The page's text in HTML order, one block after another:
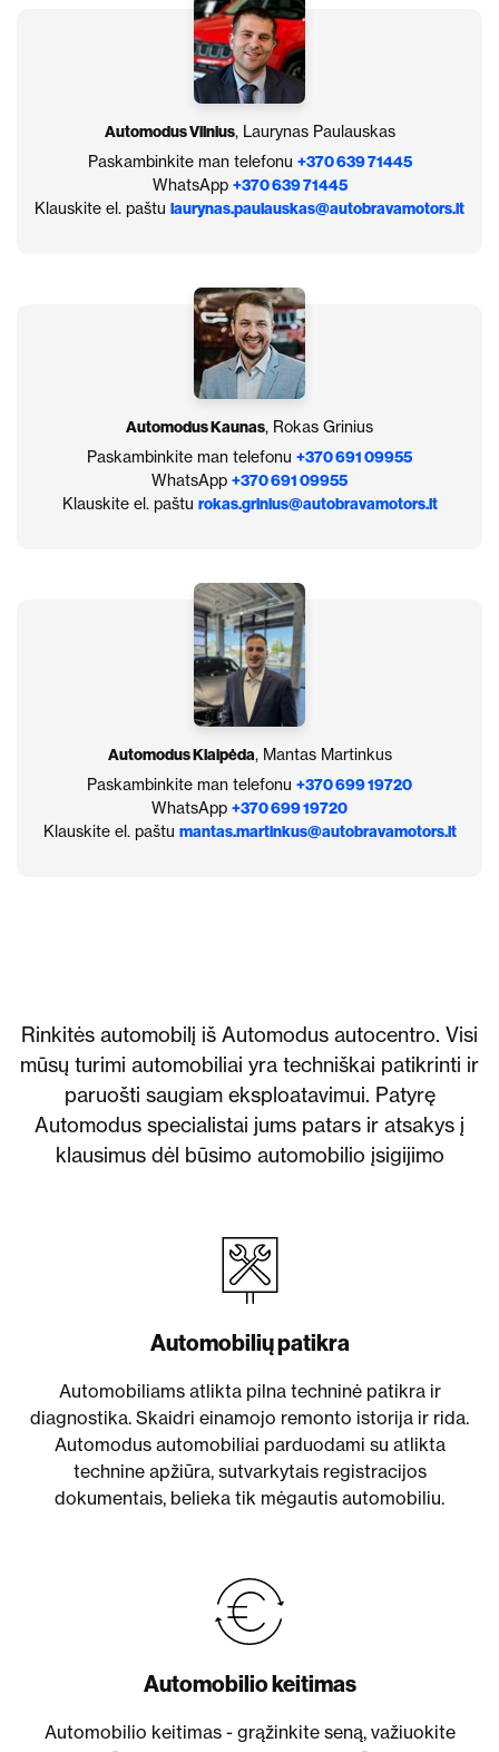
Automodus Vilnius, Laurynas Paulauskas
Paskambinkite man telefonu +370 639 71445
WhatsApp +370 639 71445
Klauskite el. paštu laurynas.paulauskas@autobravamotors.lt
Automodus Kaunas, Rokas Grinius
Paskambinkite man telefonu +370 691 09955
WhatsApp +370 691 09955
Klauskite el. paštu rokas.grinius@autobravamotors.lt
Automodus Klaipėda, Mantas Martinkus
Paskambinkite man telefonu +370 699 19720
WhatsApp +370 699 19720
Klauskite el. paštu mantas.martinkus@autobravamotors.lt
Rinkitės automobilį iš Automodus autocentro. Visi
mūsų turimi automobiliai yra techniškai patikrinti ir
paruošti saugiam eksploatavimui. Patyrę
Automodus specialistai jums patars ir atsakys į
klausimus dėl būsimo automobilio įsigijimo
Automobilių patikra
Automobiliams atlikta pilna techninė patikra ir
diagnostika. Skaidri einamojo remonto istorija ir rida.
Automodus automobiliai parduodami su atlikta
technine apžiūra, sutvarkytais registracijos
dokumentais, belieka tik mėgautis automobiliu.
Automobilio keitimas
Automobilio keitimas - grąžinkite seną, važiuokite